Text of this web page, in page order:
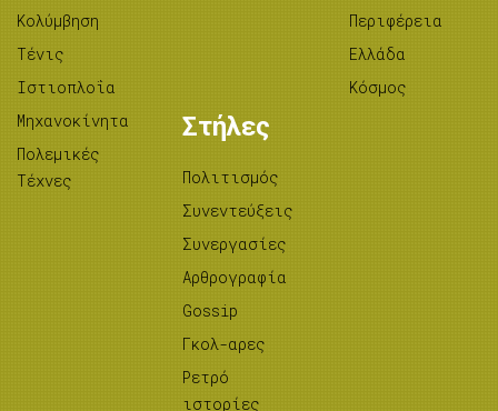
Κολύμβηση
Τένις
Ιστιοπλοΐα
Μηχανοκίνητα
Πολεμικές
Τέχνες
Περιφέρεια
Ελλάδα
Κόσμος
Στήλες
Πολιτισμός
Συνεντεύξεις
Συνεργασίες
Αρθρογραφία
Gossip
Γκολ-αρες
Ρετρό
ιστορίες